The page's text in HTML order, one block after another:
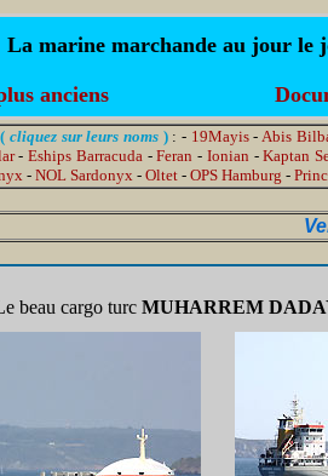
La marine marchande au jour le
anciens
cliquez sur leurs noms ) : - 19Mayis-Abis
- Eships Barracuda-Feran - Ionian -Kaptan
- NOL Sardonyx - Oltet - OPS Hamburg -
beau cargo turc MUHARREM